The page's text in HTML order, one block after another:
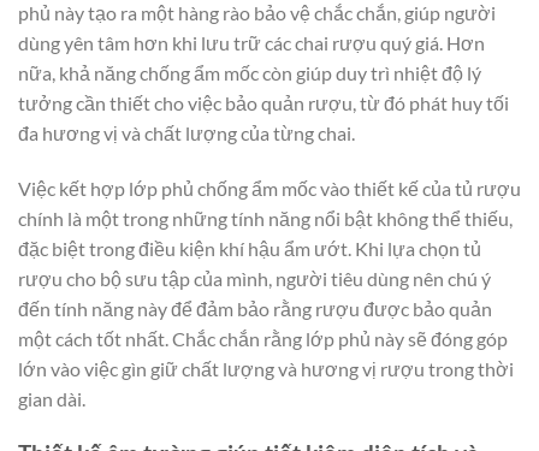
phủ này tạo ra một hàng rào bảo vệ chắc chắn, giúp người
dùng yên tâm hơn khi lưu trữ các chai rượu quý giá. Hơn
nữa, khả năng chống ẩm mốc còn giúp duy trì nhiệt độ lý
tưởng cần thiết cho việc bảo quản rượu, từ đó phát huy tối
đa hương vị và chất lượng của từng chai.
Việc kết hợp lớp phủ chống ẩm mốc vào thiết kế của tủ rượu
chính là một trong những tính năng nổi bật không thể thiếu,
đặc biệt trong điều kiện khí hậu ẩm ướt. Khi lựa chọn tủ
rượu cho bộ sưu tập của mình, người tiêu dùng nên chú ý
đến tính năng này để đảm bảo rằng rượu được bảo quản
một cách tốt nhất. Chắc chắn rằng lớp phủ này sẽ đóng góp
lớn vào việc gìn giữ chất lượng và hương vị rượu trong thời
gian dài.